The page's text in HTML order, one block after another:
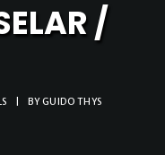
/
BYGUIDO THYS